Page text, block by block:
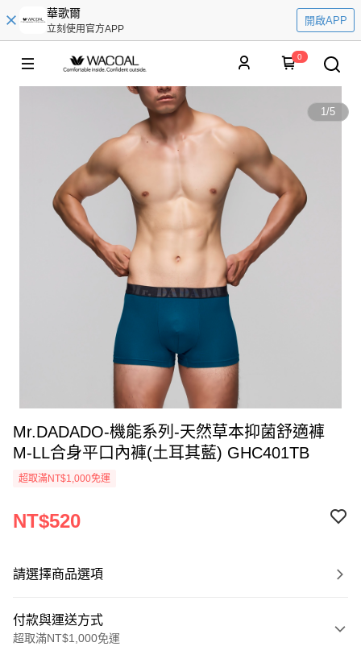
華歌爾
立刻使用官方APP
開啟APP
0
1/5
Mr.DADADO-機能系列-天然草本抑菌舒適褲
M-LL合身平口內褲(土耳其藍) GHC401TB
超取滿NT$1,000免運
NT$520
請選擇商品選項
付款與運送方式
超取滿NT$1,000免運